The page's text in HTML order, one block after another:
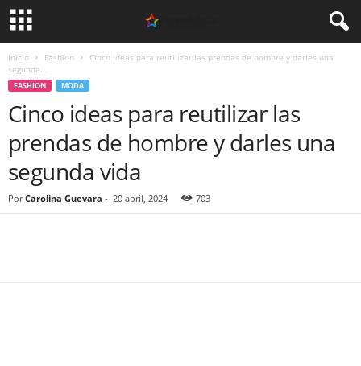
Inicio Fashion
Cinco ideas para reutilizar las prendas de hombre y darles una
segunda...
FASHION MODA
Cinco ideas para reutilizar las
prendas de hombre y darles una
segunda vida
Por Carolina Guevara - 20 abril, 2024 703